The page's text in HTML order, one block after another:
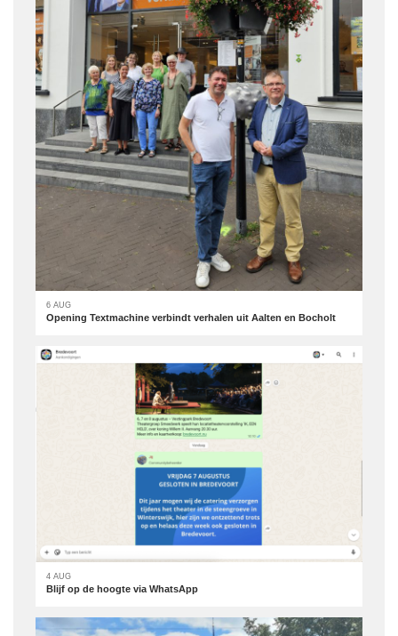
6 AUG
Opening Textmachine verbindt verhalen uit Aalten en Bocholt
4 AUG
Blijf op de hoogte via WhatsApp